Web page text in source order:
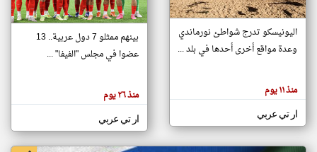
تغيير الدولة
اخبار جزر القمر على مدار الساعة
أهم اخبار جزر القمر العاجلة والمباشرة
هنا عن
وجهة
كاتبيها.
اليونيسكو تدرج شواطئ نورماندي
وعدة مواقع أخرى أحدها في بلد ...
منذ ١١ يوم
ار تي عربي
بينهم ممثلو 7 دول عربية.. 13
عضوا في مجلس "الفيفا" ...
منذ ٢٦ يوم
ار تي عربي
klyoum.com